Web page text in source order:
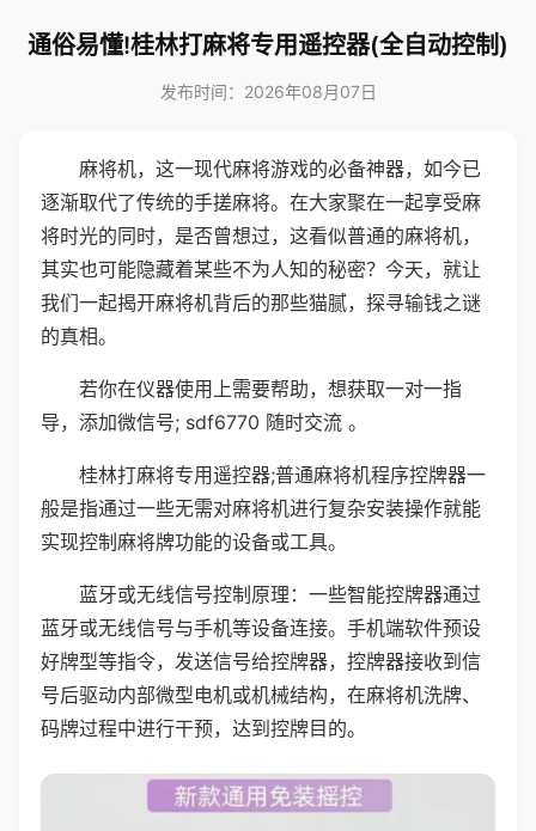
通俗易懂!桂林打麻将专用遥控器(全自动控制)
发布时间：2026年08月07日
麻将机，这一现代麻将游戏的必备神器，如今已
逐渐取代了传统的手搓麻将。在大家聚在一起享受麻
将时光的同时，是否曾想过，这看似普通的麻将机，
其实也可能隐藏着某些不为人知的秘密？今天，就让
我们一起揭开麻将机背后的那些猫腻，探寻输钱之谜
的真相。
若你在仪器使用上需要帮助，想获取一对一指
导，添加微信号; sdf6770 随时交流 。
桂林打麻将专用遥控器;普通麻将机程序控牌器一
般是指通过一些无需对麻将机进行复杂安装操作就能
实现控制麻将牌功能的设备或工具。
蓝牙或无线信号控制原理：一些智能控牌器通过
蓝牙或无线信号与手机等设备连接。手机端软件预设
好牌型等指令，发送信号给控牌器，控牌器接收到信
号后驱动内部微型电机或机械结构，在麻将机洗牌、
码牌过程中进行干预，达到控牌目的。